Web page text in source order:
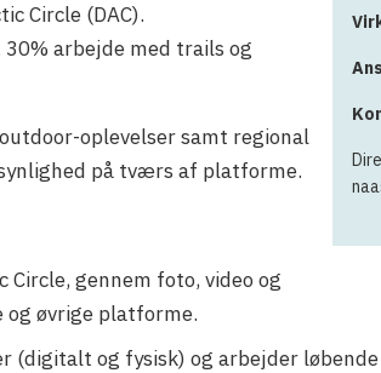
Circle (DAC).
arbejde med trails og
oplevelser samt regional
på tværs af platforme.
gennem foto, video og
øvrige platforme.
og fysisk) og arbejder